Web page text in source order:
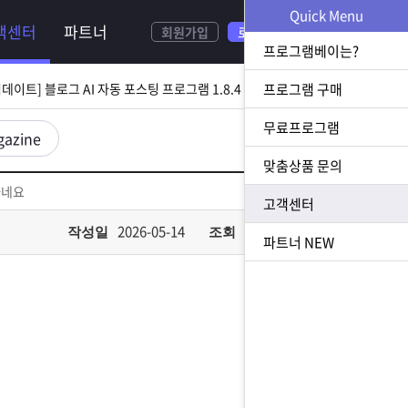
센터 파트너 회원가입 로그인
[ 2026.08.05 업데이트] 스토어 사업자 디비 추출 프로그램 1.5.9 업데이트
[ 2026.07.31 업데이트] 블로그 AI 자동 포스팅 프로그램 1.8.4 업데이트
이트] N사 쪽지 자동 발송 프로그램 1.3.0 업데이트
[ 2026.07.23 업데이트] 황금 키워드 수집 추출 프로그램 1.1.8 업데이트
요
작성일 2026-05-14 조회
Quick Menu
프로그램베이는?
프로그램 구매
무료프로그램
맞춤상품 문의
고객센터
파트너 NEW